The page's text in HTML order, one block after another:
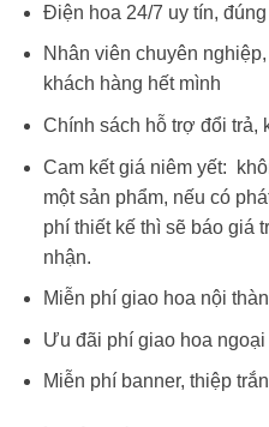
Điện hoa 24/7 uy tín, đúng
Nhân viên chuyên
khách hàng hết mình
Chính sách hỗ trợ đổi trả,
Cam kết giá niêm yết:
một sản phẩm, nếu có
phí thiết kế thì sẽ báo giá
nhận.
Miễn phí giao hoa nội
Ưu đãi phí giao hoa
Miễn phí banner, thiệp